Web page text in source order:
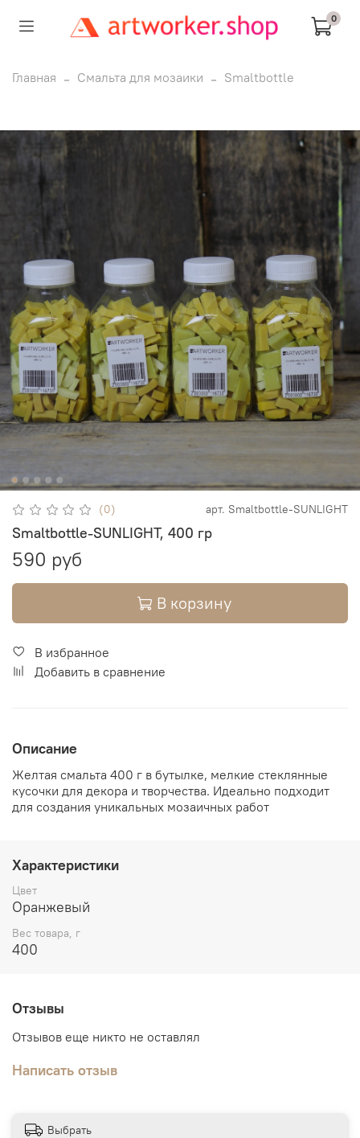
0
Главная Смальта для мозаики Smaltbottle
(0) арт. Smaltbottle-SUNLIGHT
Smaltbottle-SUNLIGHT, 400 гр
590 руб
В корзину
В избранное
Добавить в сравнение
Описание
Желтая смальта 400 г в бутылке, мелкие стеклянные
кусочки для декора и творчества. Идеально подходит
для создания уникальных мозаичных работ
Характеристики
Цвет
Оранжевый
Вес товара, г
400
Отзывы
Отзывов еще никто не оставлял
Написать отзыв
Выбрать